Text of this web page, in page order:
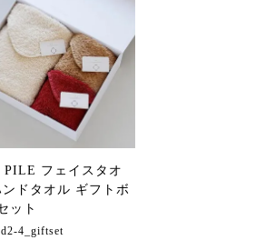
PILE フェイスタオ
ドタオル ギフトボ
ット
4_giftset